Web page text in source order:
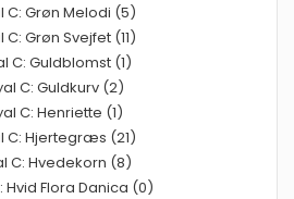
C: Grøn Melodi (5)
C: Grøn Svejfet (11)
C: Guldblomst (1)
C: Guldkurv (2)
C: Henriette (1)
C: Hjertegræs (21)
C: Hvedekorn (8)
Hvid Flora Danica (0)